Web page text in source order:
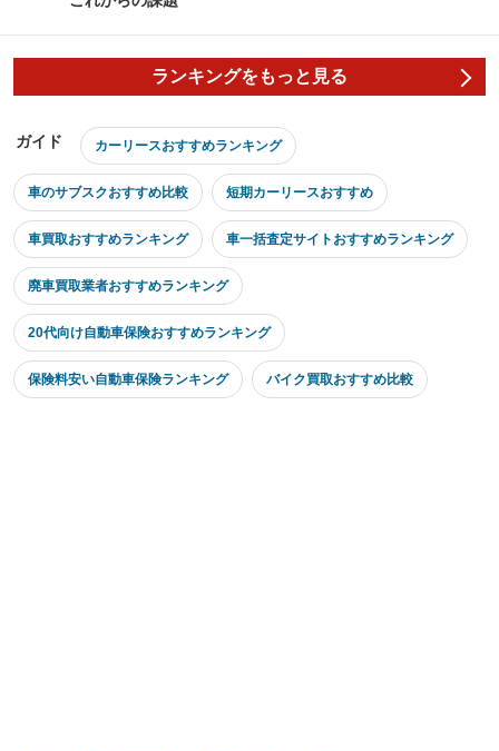
ランキングをもっと見る
ガイド カーリースおすすめランキング
車のサブスクおすすめ比較 短期カーリースおすすめ
車買取おすすめランキング 車一括査定サイトおすすめランキング
廃車買取業者おすすめランキング
20代向け自動車保険おすすめランキング
保険料安い自動車保険ランキング バイク買取おすすめ比較